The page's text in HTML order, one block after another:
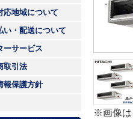
応地域について
い・配送について
ーサービス
取引法
報保護方針
※画像は